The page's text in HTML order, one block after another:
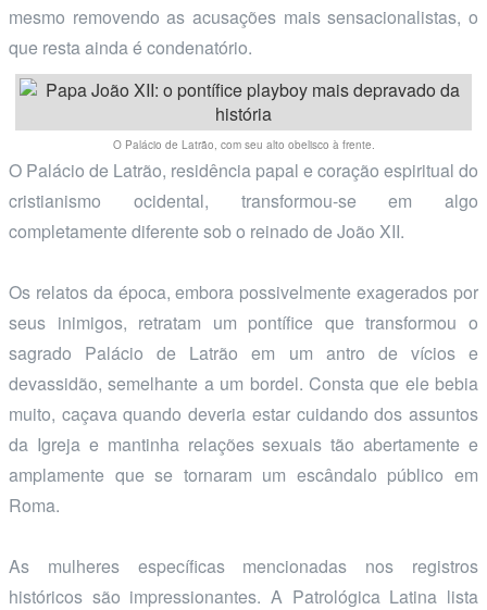
mesmo removendo as acusações mais sensacionalistas, o
que resta ainda é condenatório.
O Palácio de Latrão, com seu alto obelisco à frente.
O Palácio de Latrão, residência papal e coração espiritual do
cristianismo ocidental, transformou-se em algo
completamente diferente sob o reinado de João XII.
Os relatos da época, embora possivelmente exagerados por
seus inimigos, retratam um pontífice que transformou o
sagrado Palácio de Latrão em um antro de vícios e
devassidão, semelhante a um bordel. Consta que ele bebia
muito, caçava quando deveria estar cuidando dos assuntos
da Igreja e mantinha relações sexuais tão abertamente e
amplamente que se tornaram um escândalo público em
Roma.
As mulheres específicas mencionadas nos registros
históricos são impressionantes. A Patrológica Latina lista